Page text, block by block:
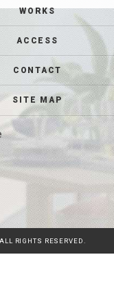
WORKS
ACCESS
CONTACT
SITE MAP
RIGHTS RESERVED.